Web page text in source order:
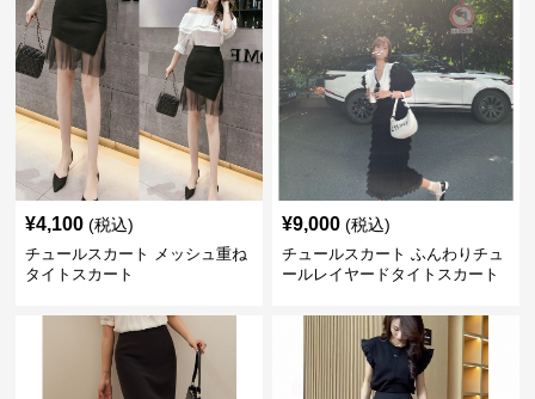
¥4,100 (税込)
チュールスカート メッシュ重ね
タイトスカート
¥9,000 (税込)
チュールスカート ふんわりチュ
ールレイヤードタイトスカート